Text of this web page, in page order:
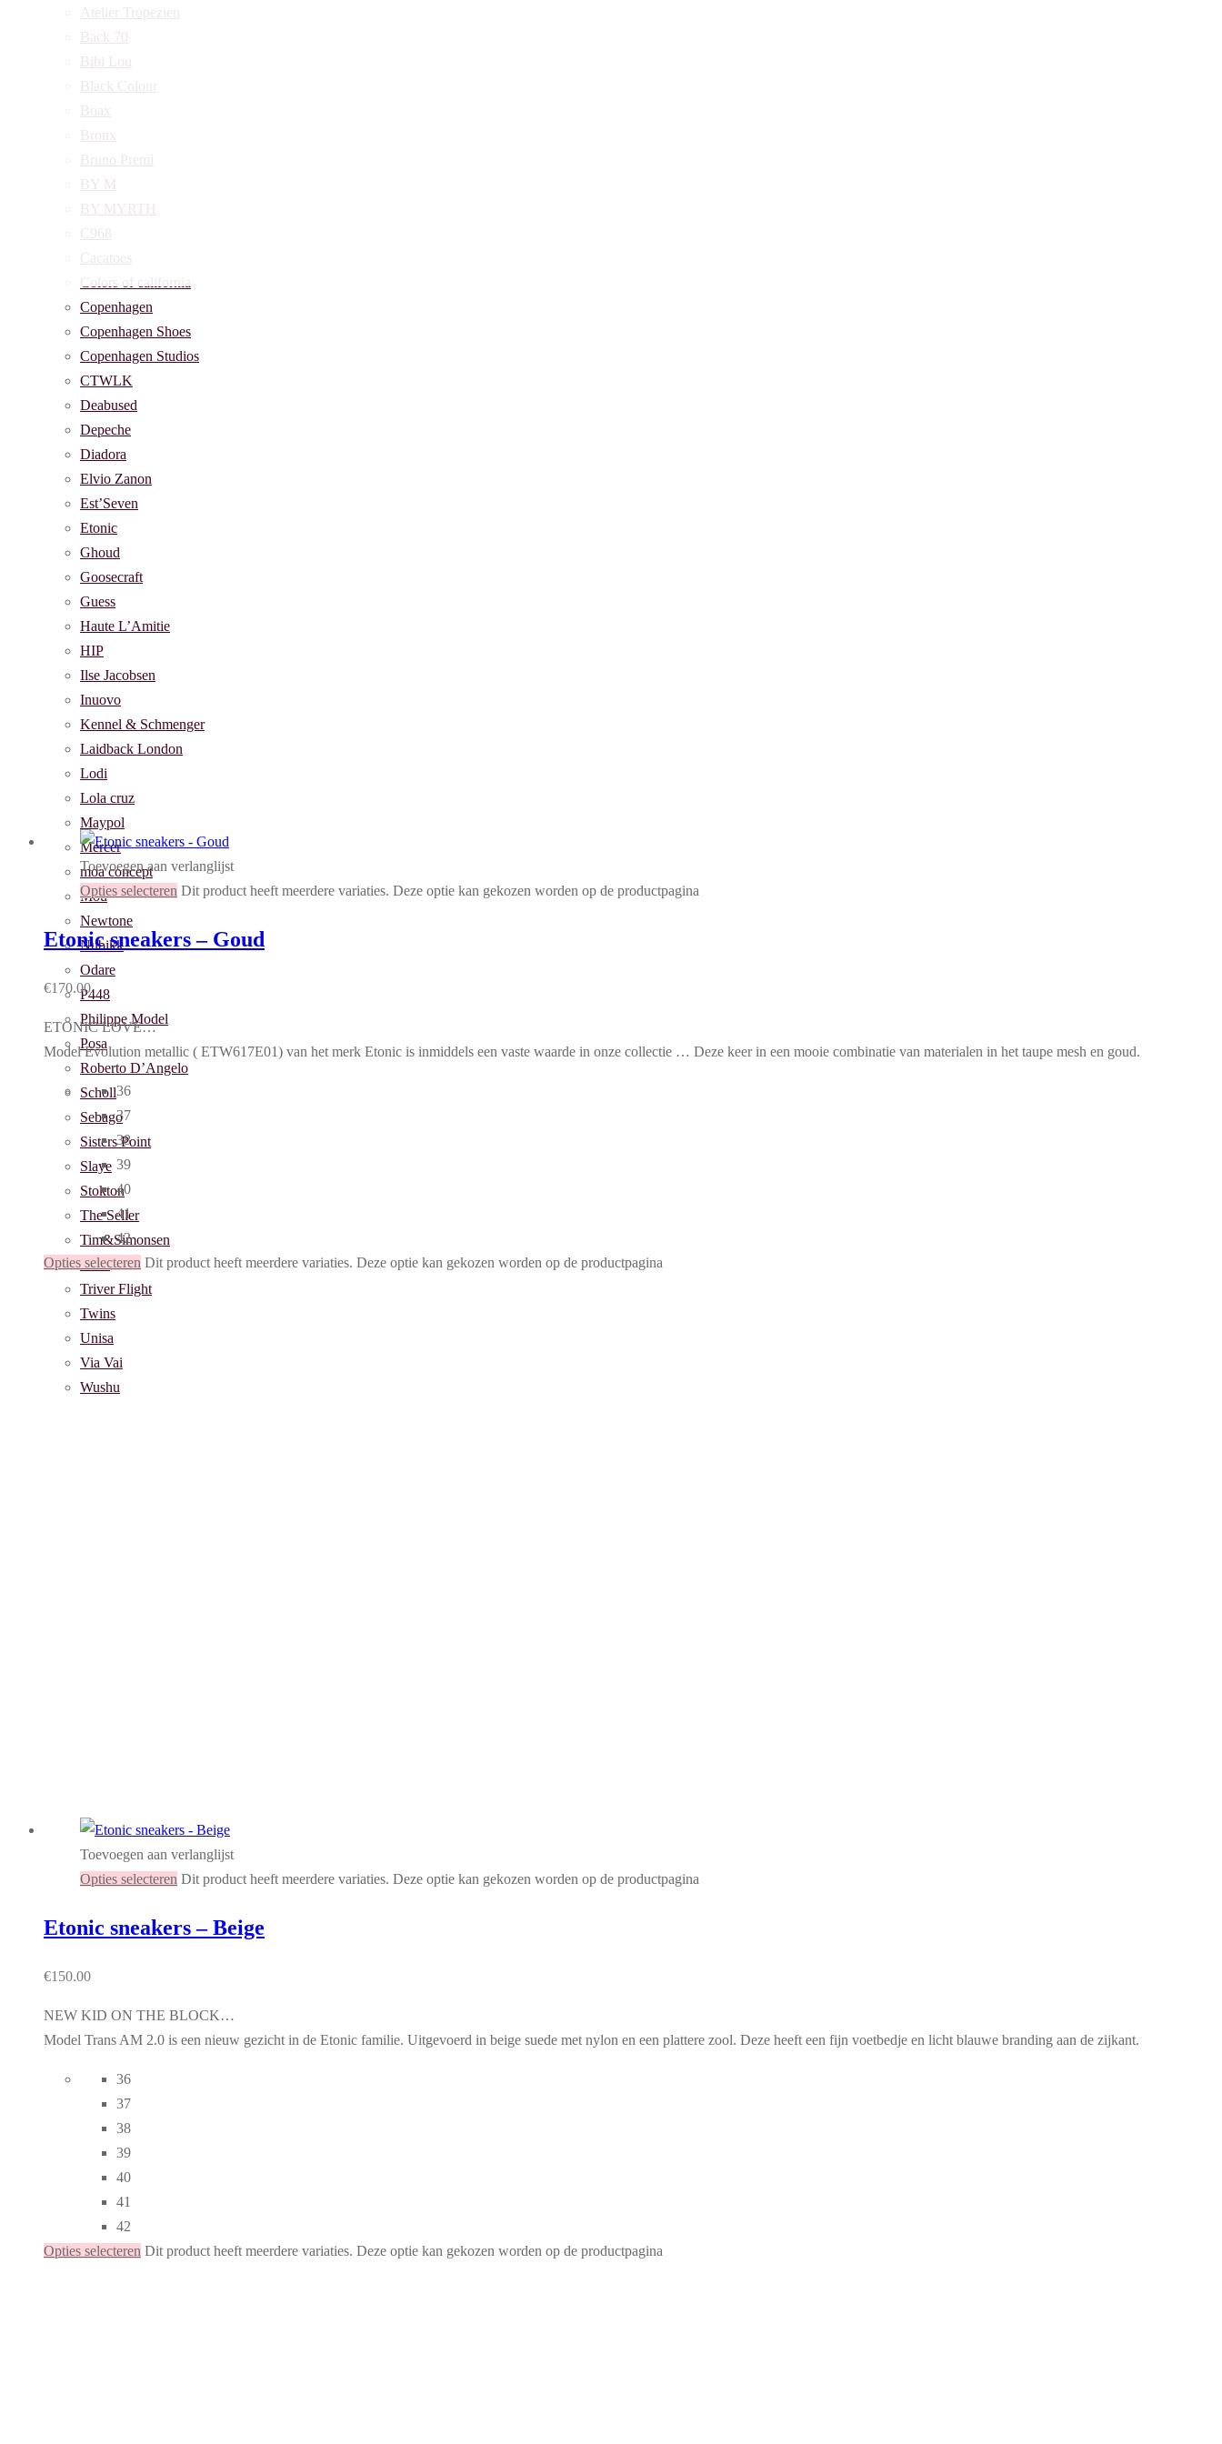
Atelier Tropezien
Back 70
Bibi Lou
Black Colour
Boax
Bronx
Bruno Premi
BY M
BY MYRTH
C968
Cacatoes
Colors of california
Copenhagen
Copenhagen Shoes
Copenhagen Studios
CTWLK
Deabused
Depeche
Diadora
Elvio Zanon
Est’Seven
Etonic
Ghoud
Goosecraft
Guess
Haute L’Amitie
HIP
Ilse Jacobsen
Inuovo
Kennel & Schmenger
Laidback London
Lodi
Lola cruz
Maypol
Mercer
moa concept
Mou
Newtone
Nubikk
Odare
P448
Philippe Model
Posa
Roberto D’Angelo
Scholl
Sebago
Sisters Point
Slaye
Stokton
The Seller
Tim&Simonsen
Toral
Triver Flight
Twins
Unisa
Via Vai
Wushu
Toevoegen aan verlanglijst
Opties selecteren Dit product heeft meerdere variaties. Deze optie kan gekozen worden op de productpagina
Etonic sneakers – Goud
€170.00
ETONIC LOVE…
Model Evolution metallic ( ETW617E01) van het merk Etonic is inmiddels een vaste waarde in onze collectie … Deze keer in een mooie combinatie van materialen in het taupe mesh en goud.
36
37
38
39
40
41
42
Opties selecteren Dit product heeft meerdere variaties. Deze optie kan gekozen worden op de productpagina
Toevoegen aan verlanglijst
Opties selecteren Dit product heeft meerdere variaties. Deze optie kan gekozen worden op de productpagina
Etonic sneakers – Beige
€150.00
NEW KID ON THE BLOCK…
Model Trans AM 2.0 is een nieuw gezicht in de Etonic familie. Uitgevoerd in beige suede met nylon en een plattere zool. Deze heeft een fijn voetbedje en licht blauwe branding aan de zijkant.
36
37
38
39
40
41
42
Opties selecteren Dit product heeft meerdere variaties. Deze optie kan gekozen worden op de productpagina